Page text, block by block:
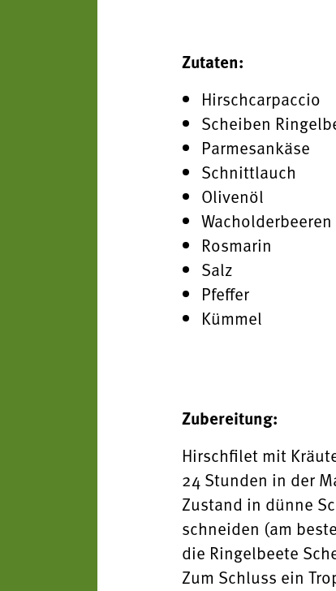
Zutaten:
Hirschcarpaccio
Scheiben
Parmesankäse
Schnittlauch
Olivenöl
Wacholderbeeren
Rosmarin
Salz
Pfeffer
Kümmel
Zubereitung:
Hirschfilet mit
24 Stunden in der
Zustand in dünne
schneiden (am
die Ringelbeete
Zum Schluss ein